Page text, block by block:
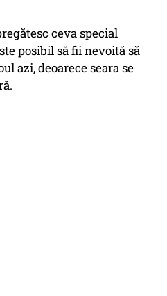
ceva special
posibil să fii nevoită să
azi, deoarece seara se